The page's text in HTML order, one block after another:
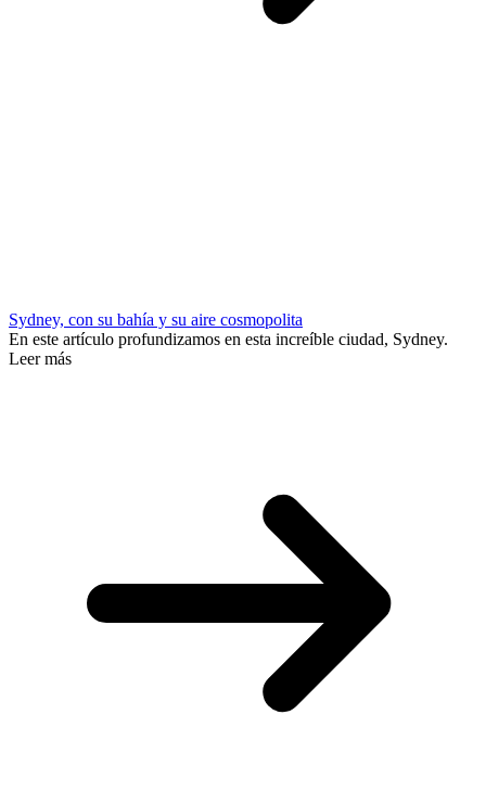
Sydney, con su bahía y su aire cosmopolita
En este artículo profundizamos en esta increíble ciudad, Sydney.
Leer más